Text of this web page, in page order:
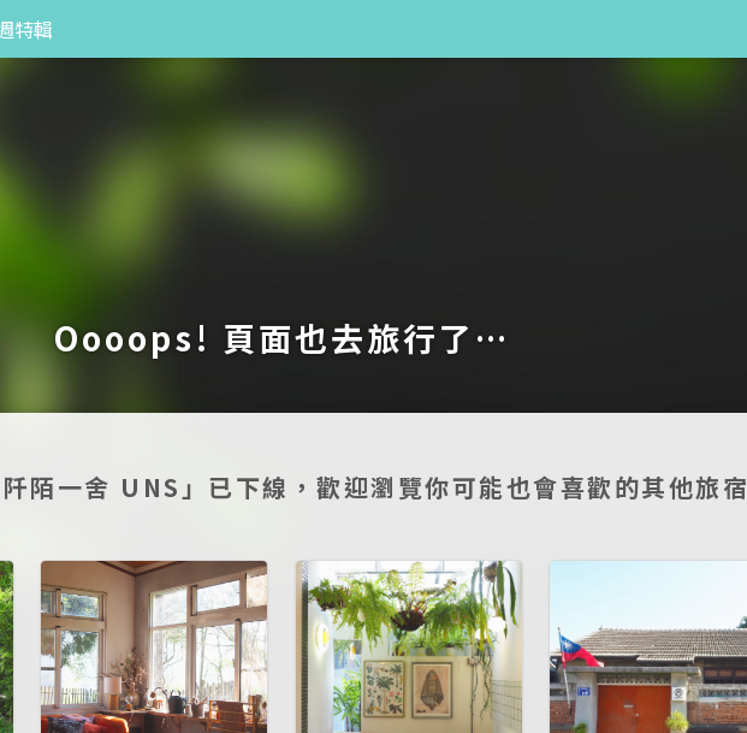
特輯
Oooops! 頁面也去旅行了…
陌一舍 UNS」已下線，歡迎瀏覽你可能也會喜歡的其他旅宿